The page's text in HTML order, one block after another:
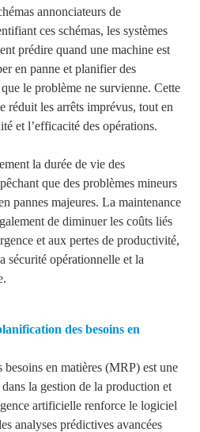
annonciateurs de
ces schémas, les systèmes
prédire quand une machine est
en panne et planifier des
le problème ne survienne. Cette
réduit les arrêts imprévus, tout en
et l’efficacité des opérations.
la durée de vie des
que des problèmes mineurs
pannes majeures. La maintenance
de diminuer les coûts liés
et aux pertes de productivité,
sécurité opérationnelle et la
des besoins en
en matières (MRP) est une
la gestion de la production et
artificielle renforce le logiciel
analyses prédictives avancées